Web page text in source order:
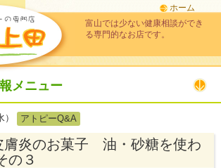
ホーム
富山では少ない健康相談ができ
る専門的なお店です。
メニュー
アトピーQ&A
膚炎のお菓子 油・砂糖を使わ
の３